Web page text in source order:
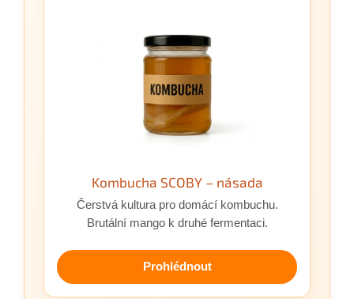
Kombucha SCOBY – násada
Čerstvá kultura pro domácí kombuchu.
Brutální mango k druhé fermentaci.
Prohlédnout